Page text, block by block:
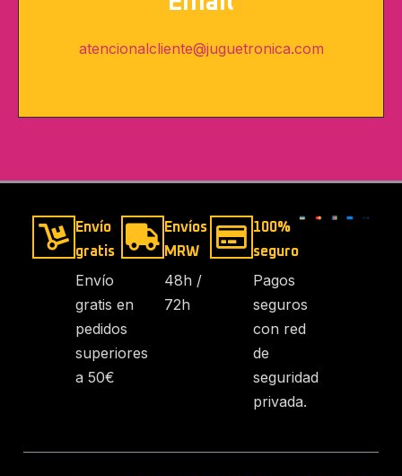
atencionalcliente@juguetronica.com
Envío
gratis
Envío
gratis en
pedidos
superiores
a 50€
Envíos
MRW
48h /
72h
100%
seguro
Pagos
seguros
con red
de
seguridad
privada.